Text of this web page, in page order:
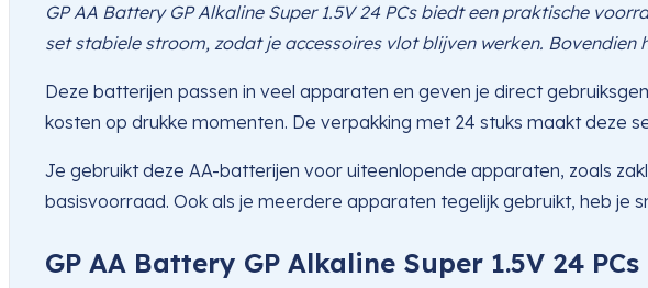
GP AA Battery GP Alkaline Super 1.5V 24 PCs biedt een praktische
set stabiele stroom, zodat je accessoires vlot blijven werken. Bovendien
Deze batterijen passen in veel apparaten en geven je direct
kosten op drukke momenten. De verpakking met 24 stuks maakt deze
Je gebruikt deze AA-batterijen voor uiteenlopende apparaten, zoals
basisvoorraad. Ook als je meerdere apparaten tegelijk gebruikt, heb je
GP AA Battery GP Alkaline Super 1.5V 24